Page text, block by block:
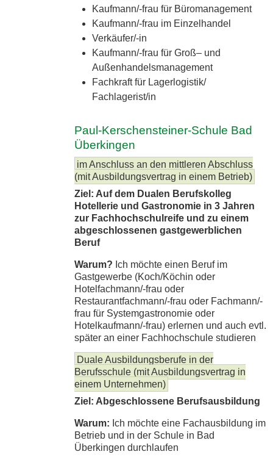
Kaufmann/-frau für Büromanagement
Kaufmann/-frau im Einzelhandel
Verkäufer/-in
Kaufmann/-frau für Groß– und
Außenhandelsmanagement
Fachkraft für Lagerlogistik/
Fachlagerist/in
Paul-Kerschensteiner-Schule Bad
Überkingen
im Anschluss an den mittleren Abschluss
(mit Ausbildungsvertrag in einem Betrieb)
Ziel: Auf dem Dualen Berufskolleg
Hotellerie und Gastronomie in 3 Jahren
zur Fachhochschulreife und zu einem
abgeschlossenen gastgewerblichen
Beruf
Warum? Ich möchte einen Beruf im
Gastgewerbe (Koch/Köchin oder
Hotelfachmann/-frau oder
Restaurantfachmann/-frau oder Fachmann/-
frau für Systemgastronomie oder
Hotelkaufmann/-frau) erlernen und auch evtl.
später an einer Fachhochschule studieren
Duale Ausbildungsberufe in der
Berufsschule (mit Ausbildungsvertrag in
einem Unternehmen)
Ziel: Abgeschlossene Berufsausbildung
Warum: Ich möchte eine Fachausbildung im
Betrieb und in der Schule in Bad
Überkingen durchlaufen